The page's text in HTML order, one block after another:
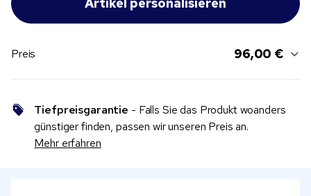
Preis 96,00 €
Tiefpreisgarantie - Falls Sie das Produkt woanders
günstiger finden, passen wir unseren Preis an.
Mehr erfahren